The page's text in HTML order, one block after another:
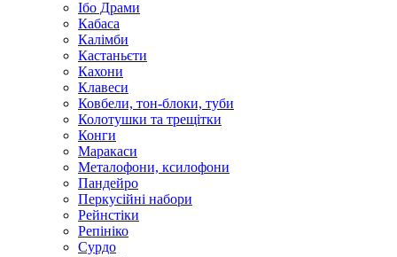
Ібо Драми
Кабаса
Калімби
Кастаньєти
Кахони
Клавеси
Ковбели, тон-блоки, туби
Колотушки та трещітки
Конги
Маракаси
Металофони, ксилофони
Пандейро
Перкусійні набори
Рейнстіки
Репініко
Сурдо